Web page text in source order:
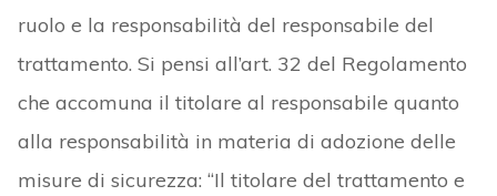
ruolo e la responsabilità del responsabile del
trattamento. Si pensi all’art. 32 del Regolamento
che accomuna il titolare al responsabile quanto
alla responsabilità in materia di adozione delle
misure di sicurezza: “Il titolare del trattamento e